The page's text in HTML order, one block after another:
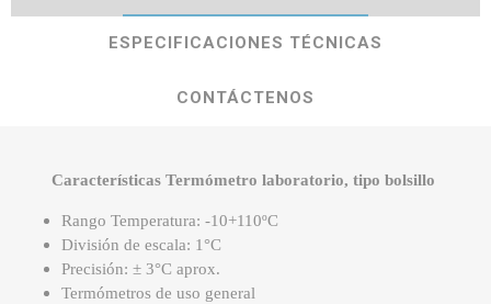
ESPECIFICACIONES TÉCNICAS
CONTÁCTENOS
Características Termómetro laboratorio, tipo bolsillo
Rango Temperatura: -10+110ºC
División de escala: 1°C
Precisión: ± 3°C aprox.
Termómetros de uso general